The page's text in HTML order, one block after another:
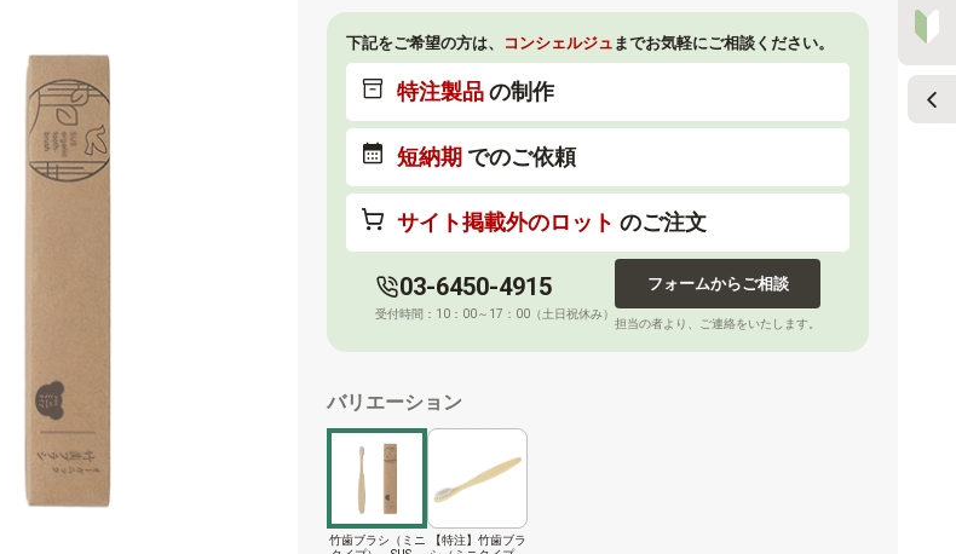
下記をご希望の方は、 コンシェルジュ までお気軽にご相談ください。
特注製品の制作
短納期 でのご依頼
サイト掲載外のロット のご注文
03-6450-4915
受付時間：10：00～17：00（土日祝休み）
フォームからご相談
担当の者より、ご連絡をいたします。
バリエーション
竹歯ブラシ（ミニ
【特注】竹歯ブラ